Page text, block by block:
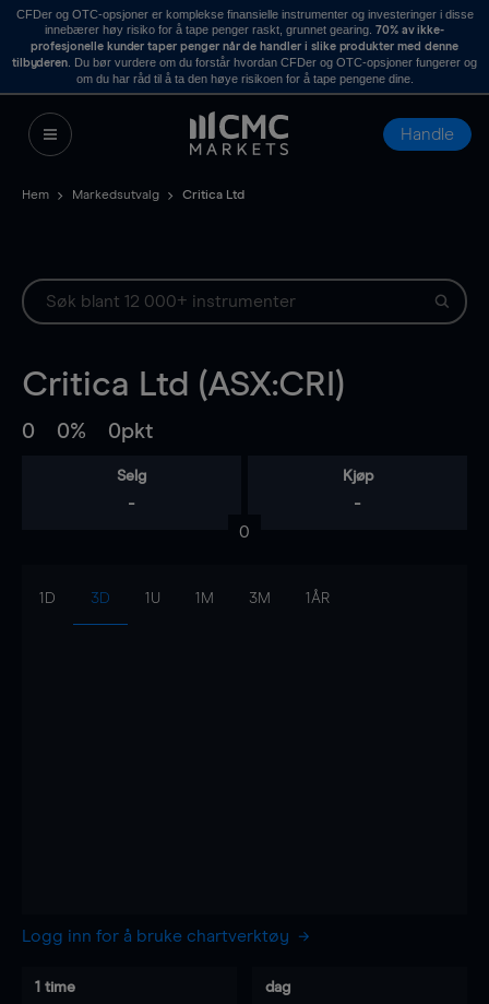
CFDer og OTC-opsjoner er komplekse finansielle instrumenter og investeringer i disse
innebærer høy risiko for å tape penger raskt, grunnet gearing. 70% av ikke-
profesjonelle kunder taper penger når de handler i slike produkter med denne
tilbyderen . Du bør vurdere om du forstår hvordan CFDer og OTC-opsjoner fungerer og
om du har råd til å ta den høye risikoen for å tape pengene dine.
Handle
Hem Markedsutvalg Critica Ltd
Critica Ltd (ASX:CRI)
0 0% 0pkt
Selg
-
Kjøp
-
0
1D 3D 1U 1M 3M 1ÅR
Logg inn for å bruke chartverktøy
1 time dag